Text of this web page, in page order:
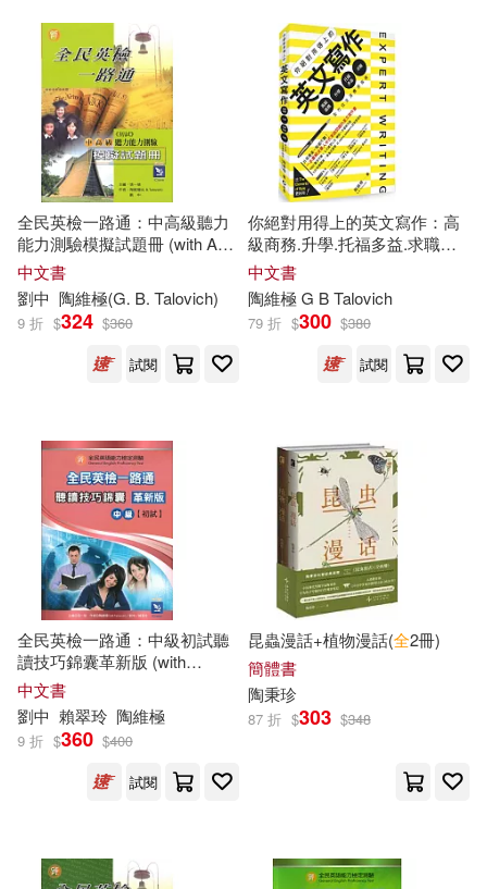
黃恩浩(2)
齊益壽(2) （宋）楊時(2)
（宋）楊簡(2) （明）張岱(2)
（明）熊大木(2)
（晉）陶淵明(2)
(明)史玉玲(1) (明)楊于庭(1)
(明)陶節庵(1)
(英)路易莎·泰勒(1)
Johnddong(1) Miho婷婷(1)
[北宋]司馬光 撰(1)
[德]康德 楊祖陶 校(1)
[德]於爾根·陶茨 主編 黑爾佳·R.海爾
國立臺灣文學館(3)
外國文學出版(3) 大展(3)
天下生活(3) 學苑出版社(3)
寶瓶文化(3) 新星出版社(3)
東方出版社(3)
湖南文藝出版社(3)
黑龍江美術出版社(3)
ARTHAUS MUSIK(2)
Supraphon(2)
上海教育出版社(2)
上海科學技術出版社(2)
全民英檢一路通：中高級聽力
能力測驗模擬試題冊 (with APP
音檔)
中文書
劉中 陶維極(G. B. Talovich)
9 折 $324 $360
試閱
你絕對用得上的英文寫作：高
級商務.升學.托福多益.求職，
全方位生活應用指南
中文書
陶維極 G B Talovich
79 折 $300 $380
試閱
全民英檢一路通：中級初試聽
讀技巧錦囊革新版 (with
Answer key解答、APP音檔)
中文書
劉中 賴翠玲 陶維極
9 折 $360 $400
試閱
昆蟲漫話+植物漫話(全2冊)
簡體書
陶秉珍
87 折 $303 $348